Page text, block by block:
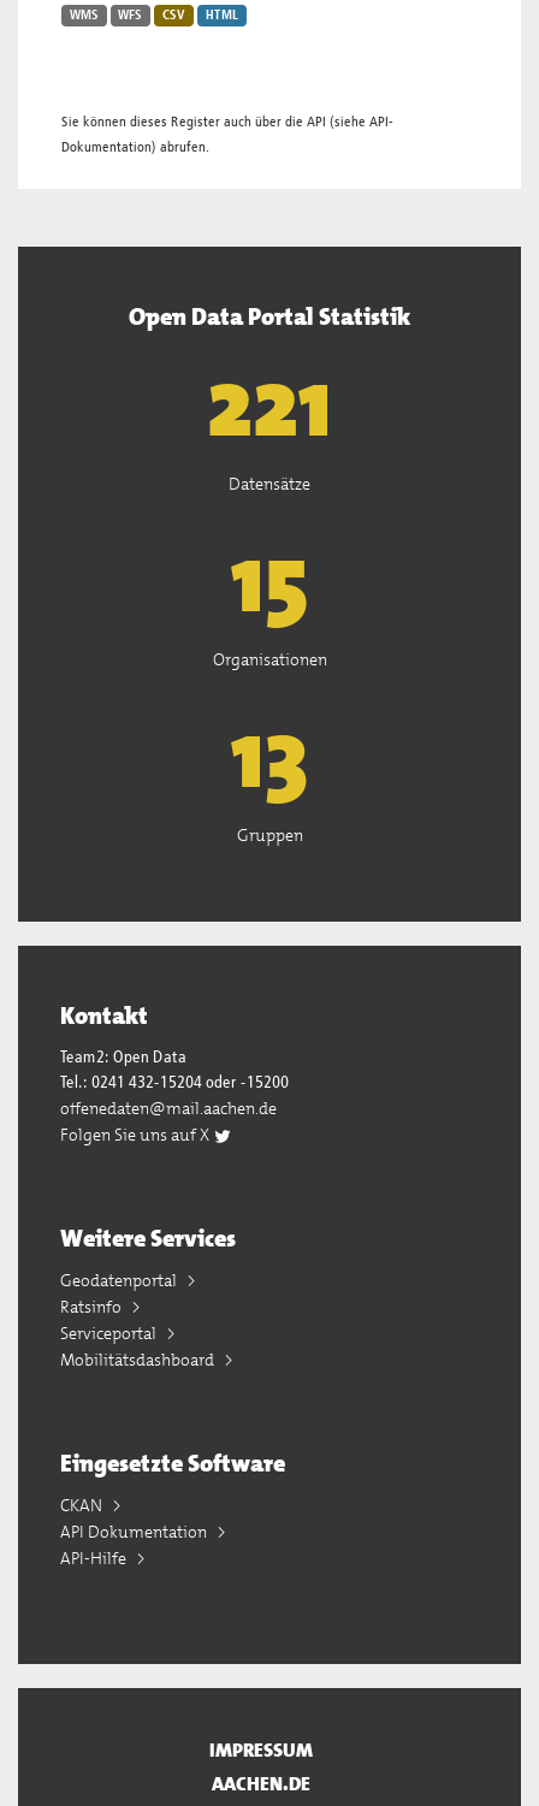
WMS WFS CSV HTML
Sie können dieses Register auch über die API (siehe API-
Dokumentation) abrufen.
Open Data Portal Statistik
222
Datensätze
15
Organisationen
13
Gruppen
Kontakt
Team2: Open Data
Tel.: 0241 432-15204 oder -15200
offenedaten@mail.aachen.de
Folgen Sie uns auf X
Weitere Services
Geodatenportal
Ratsinfo
Serviceportal
Mobilitätsdashboard
Eingesetzte Software
CKAN
API Dokumentation
API-Hilfe
IMPRESSUM
AACHEN.DE